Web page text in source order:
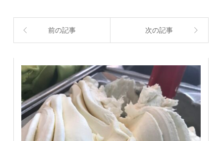
前の記事 次の記事